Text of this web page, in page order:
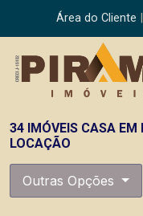
Área do Cliente
34 IMÓVEIS CASA
LOCAÇÃO
Outras Opções